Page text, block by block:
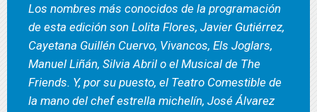
Los nombres más conocidos de la programación
de esta edición son Lolita Flores, Javier Gutiérrez,
Cayetana Guillén Cuervo, Vivancos, Els Joglars,
Manuel Liñán, Silvia Abril o el Musical de The
Friends. Y, por su puesto, el Teatro Comestible de
la mano del chef estrella michelín, José Álvarez